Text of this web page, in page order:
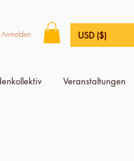
Veranstaltungen
Anmelden USD ($)